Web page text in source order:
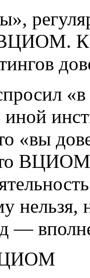
ВЦИОМ.
иной
«вы
ВЦИОМ
—